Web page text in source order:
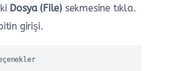
Dosya (File) sekmesine tıkla.
girişi.